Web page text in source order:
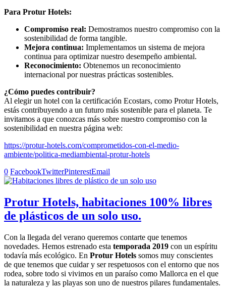
Para Protur Hotels:
Compromiso real: Demostramos nuestro compromiso con la
sostenibilidad de forma tangible.
Mejora continua: Implementamos un sistema de mejora
continua para optimizar nuestro desempeño ambiental.
Reconocimiento: Obtenemos un reconocimiento
internacional por nuestras prácticas sostenibles.
¿Cómo puedes contribuir?
Al elegir un hotel con la certificación Ecostars, como Protur Hotels,
estás contribuyendo a un futuro más sostenible para el planeta. Te
invitamos a que conozcas más sobre nuestro compromiso con la
sostenibilidad en nuestra página web:
https://protur-hotels.com/comprometidos-con-el-medio-
ambiente/politica-mediambiental-protur-hotels
0 FacebookTwitterPinterestEmail
Protur Hotels, habitaciones 100% libres
de plásticos de un solo uso.
Con la llegada del verano queremos contarte que tenemos
novedades. Hemos estrenado esta temporada 2019 con un espíritu
todavía más ecológico. En Protur Hotels somos muy conscientes
de que tenemos que cuidar y ser respetuosos con el entorno que nos
rodea, sobre todo si vivimos en un paraíso como Mallorca en el que
la naturaleza y las playas son uno de nuestros pilares fundamentales.